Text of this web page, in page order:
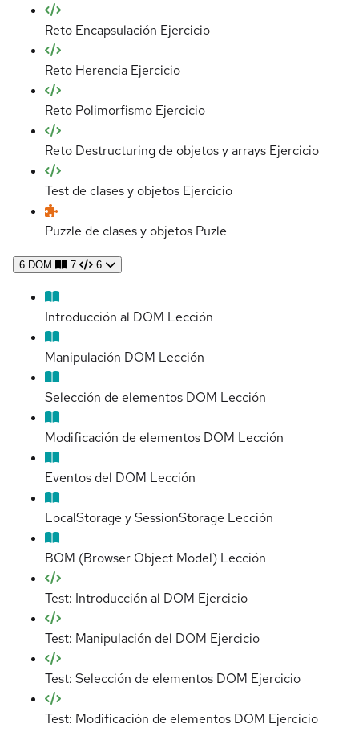
Reto Encapsulación Ejercicio
Reto Herencia Ejercicio
Reto Polimorfismo Ejercicio
Reto Destructuring de objetos y arrays Ejercicio
Test de clases y objetos Ejercicio
Puzzle de clases y objetos Puzle
6 DOM 7 6
Introducción al DOM Lección
Manipulación DOM Lección
Selección de elementos DOM Lección
Modificación de elementos DOM Lección
Eventos del DOM Lección
LocalStorage y SessionStorage Lección
BOM (Browser Object Model) Lección
Test: Introducción al DOM Ejercicio
Test: Manipulación del DOM Ejercicio
Test: Selección de elementos DOM Ejercicio
Test: Modificación de elementos DOM Ejercicio